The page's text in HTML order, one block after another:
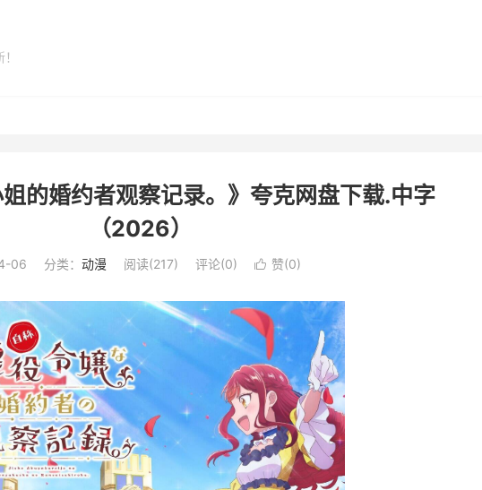
姐的婚约者观察记录。》夸克网盘下载.中字
（2026）
06 分类： 动漫 阅读(217) 评论(0)  赞(0)